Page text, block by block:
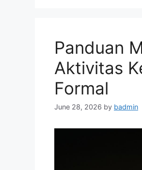
Panduan
Aktivitas
Formal
June 28, 2026 by badmin